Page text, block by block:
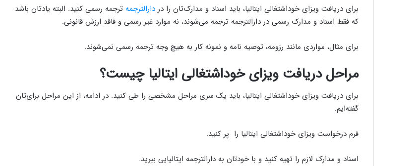
برای دریافت ویزای خوداشتغالی ایتالیا، باید اسناد و مدارک‌تان را در دارالترجمه ترجمه رسمی کنید. البته یادتان باشد
که فقط اسناد و مدارک رسمی در دارالترجمه ترجمه می‌شوند، نه موارد غیر رسمی و فاقد ارزش قانونی.
برای مثال، مواردی مانند رزومه، توصیه نامه و نمونه کار به هیچ وجه ترجمه رسمی نمی‌شوند.
مراحل دریافت ویزای خوداشتغالی ایتالیا چیست؟
برای دریافت ویزای خوداشتغالی ایتالیا، باید یک سری مراحل مشخصی را طی کنید. در ادامه، از این مراحل برای‌تان
گفته‌ایم.
فرم درخواست ویزای خوداشتغالی ایتالیا را پر کنید.
اسناد و مدارک لازم را تهیه کنید و با خودتان به دارالترجمه ایتالیایی ببرید.